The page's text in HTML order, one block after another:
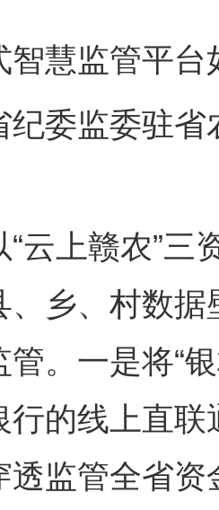
监管平台
监委驻省
上赣农”三
、乡、村数
。一是将“
行的线上直
透监管全省